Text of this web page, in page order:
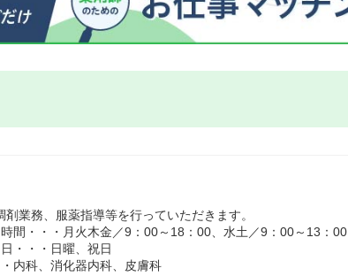
剤業務、服薬指導等を行っていただきます。
間・・・月火木金／9：00～18：00、水土／9：00～13：00
・・・日曜、祝日
内科、消化器内科、皮膚科